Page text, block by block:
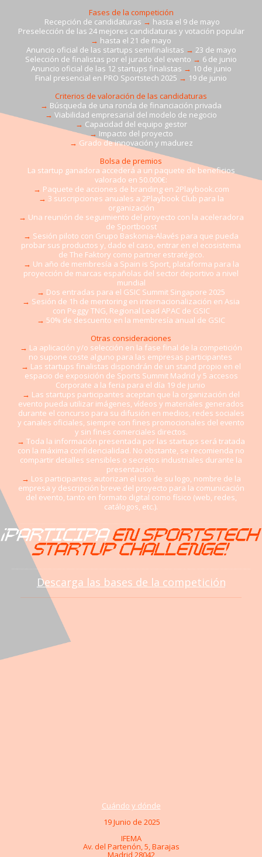
Fases de la competición
Recepción de candidaturas → hasta el 9 de mayo
Preselección de las 24 mejores candidaturas y votación popular
→ hasta el 21 de mayo
Anuncio oficial de las startups semifinalistas → 23 de mayo
Selección de finalistas por el jurado del evento → 6 de junio
Anuncio oficial de las 12 startups finalistas → 10 de junio
Final presencial en PRO Sportstech 2025 → 19 de junio
Criterios de valoración de las candidaturas
→ Búsqueda de una ronda de financiación privada
→ Viabilidad empresarial del modelo de negocio
→ Capacidad del equipo gestor
→ Impacto del proyecto
→ Grado de innovación y madurez
Bolsa de premios
La startup ganadora accederá a un paquete de beneficios
valorado en 50.000€:
→ Paquete de acciones de branding en 2Playbook.com
→ 3 suscripciones anuales a 2Playbook Club para la
organización
→ Una reunión de seguimiento del proyecto con la aceleradora
de Sportboost
→ Sesión piloto con Grupo Baskonia-Alavés para que pueda
probar sus productos y, dado el caso, entrar en el ecosistema
de The Faktory como partner estratégico.
→ Un año de membresía a Spain is Sport, plataforma para la
proyección de marcas españolas del sector deportivo a nivel
mundial
→ Dos entradas para el GSIC Summit Singapore 2025
→ Sesión de 1h de mentoring en internacionalización en Asia
con Peggy TNG, Regional Lead APAC de GSIC
→ 50% de descuento en la membresía anual de GSIC
Otras consideraciones
→ La aplicación y/o selección en la fase final de la competición
no supone coste alguno para las empresas participantes
→ Las startups finalistas dispondrán de un stand propio en el
espacio de exposición de Sports Summit Madrid y 5 accesos
Corporate a la feria para el día 19 de junio
→ Las startups participantes aceptan que la organización del
evento pueda utilizar imágenes, vídeos y materiales generados
durante el concurso para su difusión en medios, redes sociales
y canales oficiales, siempre con fines promocionales del evento
y sin fines comerciales directos.
→ Toda la información presentada por las startups será tratada
con la máxima confidencialidad. No obstante, se recomienda no
compartir detalles sensibles o secretos industriales durante la
presentación.
→ Los participantes autorizan el uso de su logo, nombre de la
empresa y descripción breve del proyecto para la comunicación
del evento, tanto en formato digital como físico (web, redes,
catálogos, etc.).
Descarga las bases de la competición
Cuándo y dónde
19 Junio de 2025
IFEMA
Av. del Partenón, 5, Barajas